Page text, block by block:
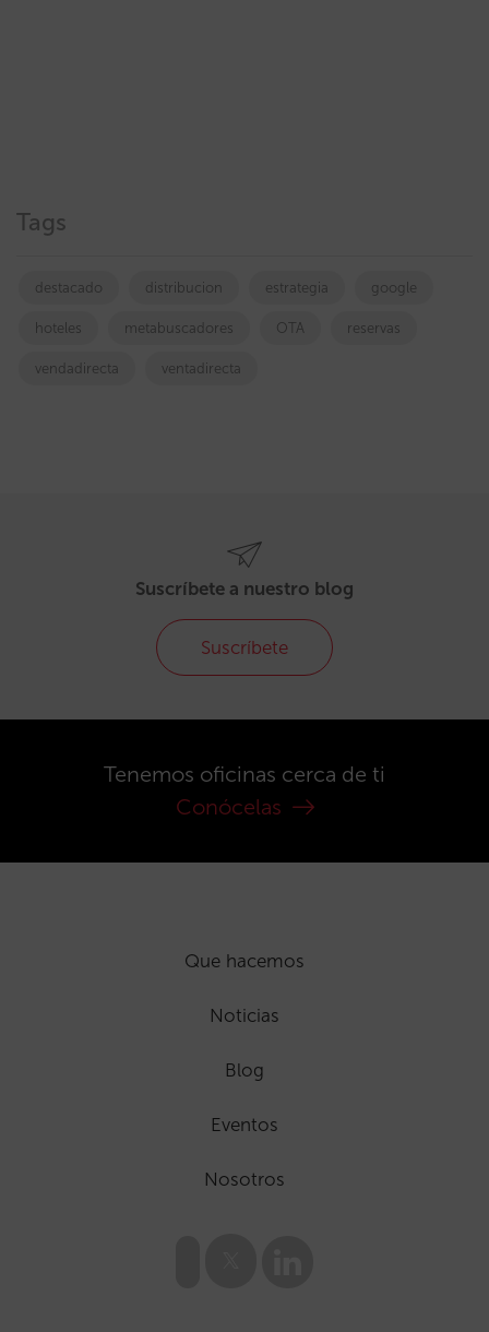
Tags
destacado distribucion estrategia google
hoteles metabuscadores OTA reservas
vendadirecta ventadirecta
Suscríbete a nuestro blog
Suscríbete
Tenemos oficinas cerca de ti
Conócelas
Que hacemos
Noticias
Blog
Eventos
Nosotros